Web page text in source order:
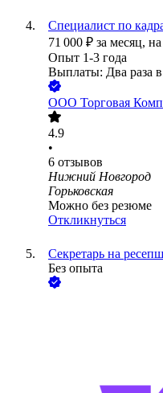
Специалист по
71 000 ₽ за месяц,
Опыт 1-3 года
Выплаты: Два раза
ООО Торговая
4.9
•
6 отзывов
Нижний Новгород
Горьковская
Можно без резюме
Откликнуться
Секретарь на
Без опыта